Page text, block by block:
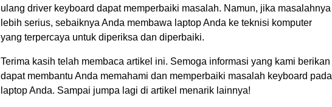
ulang driver keyboard dapat memperbaiki masalah. Namun, jika masalahnya
lebih serius, sebaiknya Anda membawa laptop Anda ke teknisi komputer
yang terpercaya untuk diperiksa dan diperbaiki.
Terima kasih telah membaca artikel ini. Semoga informasi yang kami berikan
dapat membantu Anda memahami dan memperbaiki masalah keyboard pada
laptop Anda. Sampai jumpa lagi di artikel menarik lainnya!